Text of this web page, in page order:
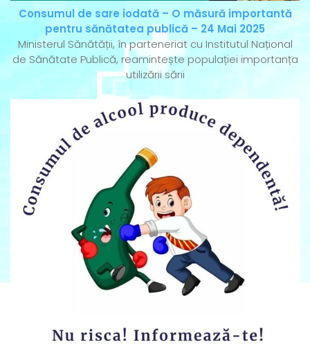
Consumul de sare iodată – O măsură importantă
pentru sănătatea publică – 24 Mai 2025
Ministerul Sănătății, în parteneriat cu Institutul Național
de Sănătate Publică, reamintește populației importanța
utilizării sării